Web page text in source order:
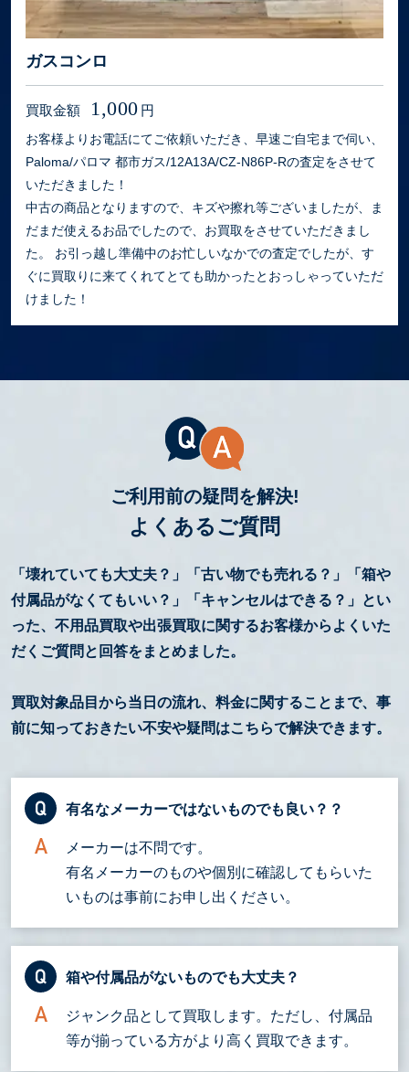
ガスコンロ
買取金額 1,000 円
お客様よりお電話にてご依頼いただき、早速ご自宅まで伺い、
Paloma/パロマ 都市ガス/12A13A/CZ-N86P-Rの査定をさせて
いただきました！
中古の商品となりますので、キズや擦れ等ございましたが、ま
だまだ使えるお品でしたので、お買取をさせていただきまし
た。 お引っ越し準備中のお忙しいなかでの査定でしたが、す
ぐに買取りに来てくれてとても助かったとおっしゃっていただ
けました！
ご利用前の疑問を解決!
よくあるご質問
「壊れていても大丈夫？」「古い物でも売れる？」「箱や
付属品がなくてもいい？」「キャンセルはできる？」とい
った、不用品買取や出張買取に関するお客様からよくいた
だくご質問と回答をまとめました。
買取対象品目から当日の流れ、料金に関することまで、事
前に知っておきたい不安や疑問はこちらで解決できます。
有名なメーカーではないものでも良い？？
メーカーは不問です。
有名メーカーのものや個別に確認してもらいた
いものは事前にお申し出ください。
箱や付属品がないものでも大丈夫？
ジャンク品として買取します。ただし、付属品
等が揃っている方がより高く買取できます。